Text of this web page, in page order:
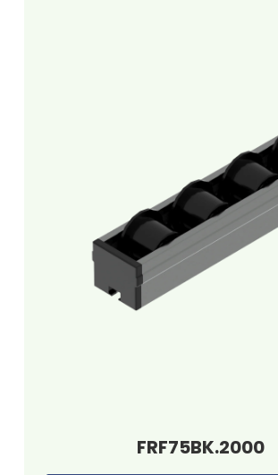
FRF75BK.2000